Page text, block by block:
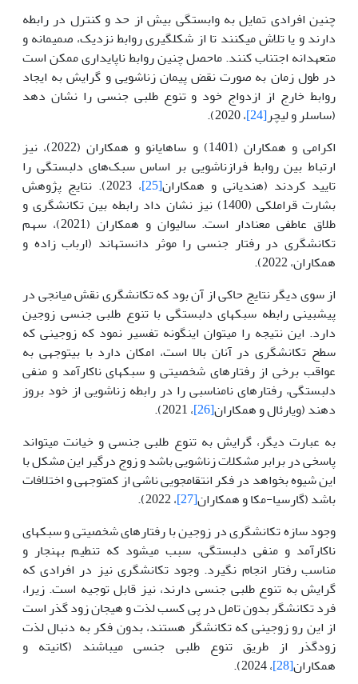
چنین افرادی تمایل به وابستگی بیش از حد و کنترل در رابطه
دارند و یا تلاش می­کنند تا از شکل­گیری روابط نزدیک، صمیمانه و
متعهدانه اجتناب کنند. ماحصل چنین روابط ناپایداری ممکن است
در طول زمان به صورت نقض پیمان زناشویی و گرایش به ایجاد
روابط خارج از ازدواج خود و تنوع طلبی جنسی را نشان دهد
(ساسلر و لیچر[24]
، 2020).
اکرامی و همکاران (1401) و ساهایانو و همکاران (2022)،‌ نیز
ارتباط بین روابط فرازناشویی بر اساس سبک‌‌های دلبستگی را
تایید کردند (هندیانی و همکاران[25]
، 2023). نتایج پژوهش
بشارت قراملکی (1400) نیز نشان داد رابطه بین تکانشگری و
طلاق عاطفی معنادار است. سالیوان و‌ همکاران (2021)، سهم
تکانشگری در رفتار جنسی را موثر دانسته­اند (ارباب زاده و
همکاران، 2022).
از سوی دیگر نتایج حاکی از آن بود که تکانشگری نقش میانجی در
پیش­بینی رابطه سبک­های دلبستگی با تنوع طلبی جنسی زوجین
دارد. این نتیجه را می­توان اینگونه تفسیر نمود که زوجینی که
سطح تکانشگری در آنان بالا است، امکان دارد با بی­توجهی به
عواقب برخی از رفتارهای شخصیتی و سبک­های ناکارآمد و منفی
دلبستگی، رفتار­های نامناسبی را در رابطه زناشویی از خود بروز
دهند (ویارئال و همکاران[26]
، 2021).
به عبارت دیگر، گرایش به تنوع طلبی جنسی و خیانت می­تواند
پاسخی در برابر مشکلات زناشویی باشد و زوج درگیر این مشکل با
این شیوه بخواهد در فکر انتقام­جویی ناشی از کم­توجهی و اختلافات
باشد (گارسیا-مکا و همکاران[27]
، 2022).
وجود سازه تکانشگری در زوجین با رفتارهای شخصیتی و سبک­های
ناکارآمد و منفی دلبستگی، سبب می­شود که تنطیم بهنجار و
مناسب رفتار انجام نگیرد. وجود تکانشگری نیز در افرادی که
گرایش به تنوع طلبی جنسی دارند، نیز قابل توجیه است. زیرا،
فرد تکانشگر بدون تامل در پی کسب لذت و هیجان زود گذر است
از این رو زوجینی که تکانشگر هستند، بدون فکر به دنبال لذت
زودگذر از طریق تنوع طلبی جنسی می­باشند (کانیته و
همکاران[28]
، 2024).